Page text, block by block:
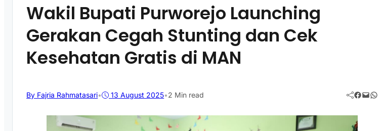
Wakil Bupati Purworejo Launching
Gerakan Cegah Stunting dan Cek
Kesehatan Gratis di MAN
By Fajria Rahmatasari• 13 August 2025•2 Min read Facebook Mail WhatsApp